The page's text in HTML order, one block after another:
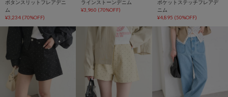
ボタンスリットフレアデニ
ム
¥3,234 (70%OFF)
ラインストーンデニム
¥3,960 (70%OFF)
ポケットステッチフレアデ
ニム
¥4,895 (50%OFF)